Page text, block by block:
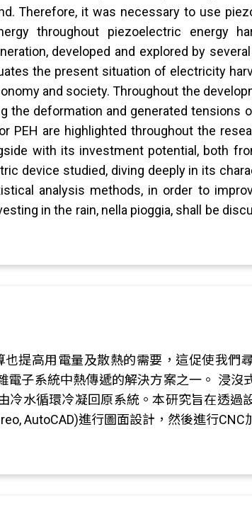
Therefore, it was necessary to use
throughout piezoelectric energy
developed and explored by
the present situation of electricity
and society. Throughout the
the deformation and generated tensions
are highlighted throughout the
with its investment potential, both
device studied, diving deeply in its
analysis methods, in order to
in the rain, nella pioggia, shall be
提高用電量及散熱的需要，這促使我們
子系統中熱傳遞的解決方案之一。 浸沒
水循環冷凝回原系統。本研究旨在透過
AutoCAD)進行圖面設計，然後進行